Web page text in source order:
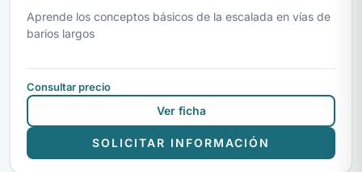
Aprende los conceptos básicos de la escalada en vías de
barios largos
Consultar precio
Ver ficha
SOLICITAR INFORMACIÓN